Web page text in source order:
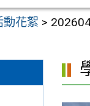
動花絮 >